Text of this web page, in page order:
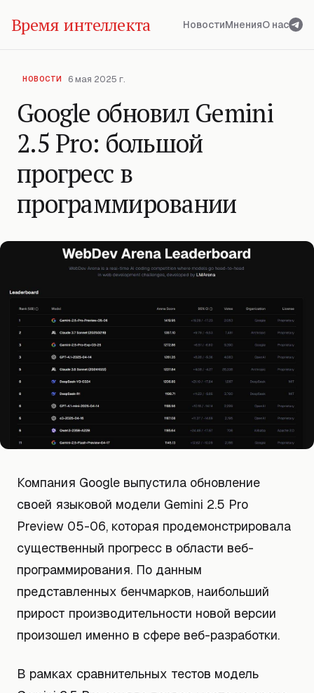
Время интеллекта НовостиМненияО нас
НОВОСТИ 6 мая 2025 г.
Google обновил Gemini
2.5 Pro: большой
прогресс в
программировании
Компания Google выпустила обновление
своей языковой модели Gemini 2.5 Pro
Preview 05-06, которая продемонстрировала
существенный прогресс в области веб-
программирования. По данным
представленных бенчмарков, наибольший
прирост производительности новой версии
произошел именно в сфере веб-разработки.
В рамках сравнительных тестов модель